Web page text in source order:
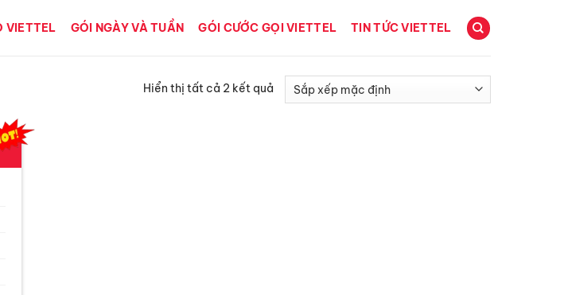
VIETTEL GÓI NGÀY VÀ TUẦN GÓI CƯỚC GỌI VIETTEL TIN TỨC VIETTEL
Hiển thị tất cả 2 kết quả